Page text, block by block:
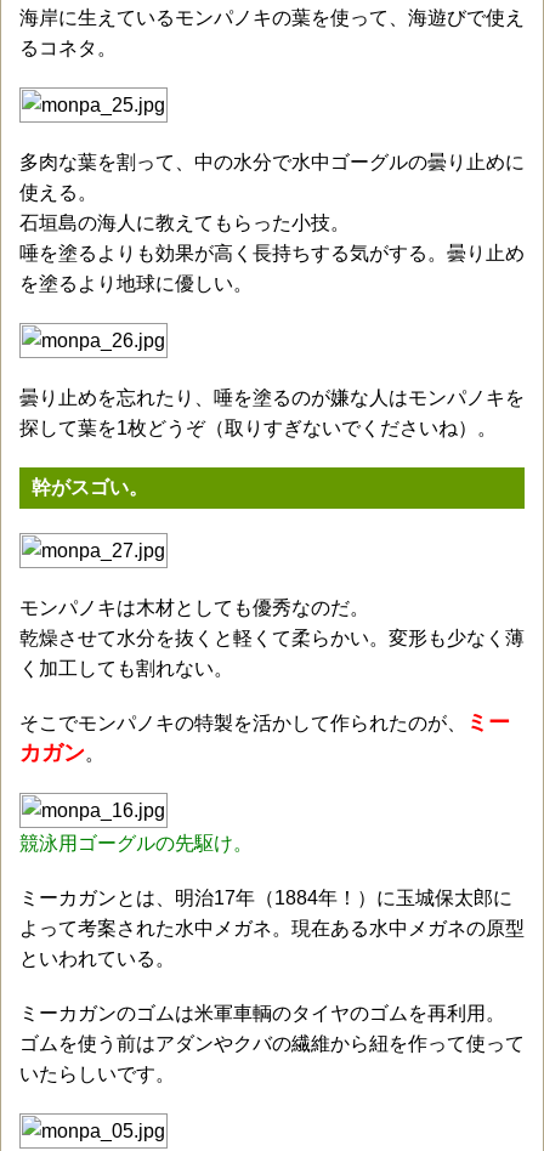
海岸に生えているモンパノキの葉を使って、海遊びで使え
るコネタ。
多肉な葉を割って、中の水分で水中ゴーグルの曇り止めに
使える。
石垣島の海人に教えてもらった小技。
唾を塗るよりも効果が高く長持ちする気がする。曇り止め
を塗るより地球に優しい。
曇り止めを忘れたり、唾を塗るのが嫌な人はモンパノキを
探して葉を1枚どうぞ（取りすぎないでくださいね）。
幹がスゴい。
モンパノキは木材としても優秀なのだ。
乾燥させて水分を抜くと軽くて柔らかい。変形も少なく薄
く加工しても割れない。
そこでモンパノキの特製を活かして作られたのが、
ミー
カガン。
競泳用ゴーグルの先駆け。
ミーカガンとは、明治17年（1884年！）に玉城保太郎に
よって考案された水中メガネ。現在ある水中メガネの原型
といわれている。
ミーカガンのゴムは米軍車輌のタイヤのゴムを再利用。
ゴムを使う前はアダンやクバの繊維から紐を作って使って
いたらしいです。